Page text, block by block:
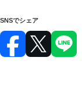
SNSでシェア